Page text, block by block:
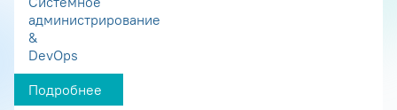
администрирование
&
DevOps
Подробнее